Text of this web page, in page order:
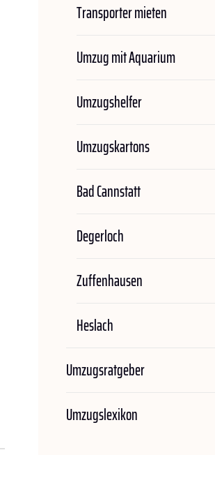
Transporter mieten
Umzug mit Aquarium
Umzugshelfer
Umzugskartons
Bad Cannstatt
Degerloch
Zuffenhausen
Heslach
Umzugsratgeber
Umzugslexikon